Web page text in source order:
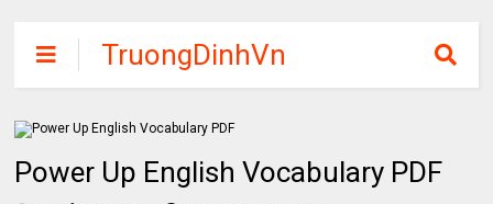
TruongDinhVn
Chia sẽ ebook,
các khóa học,
phần mềm học
tập miễn phí
Power Up English Vocabulary PDF